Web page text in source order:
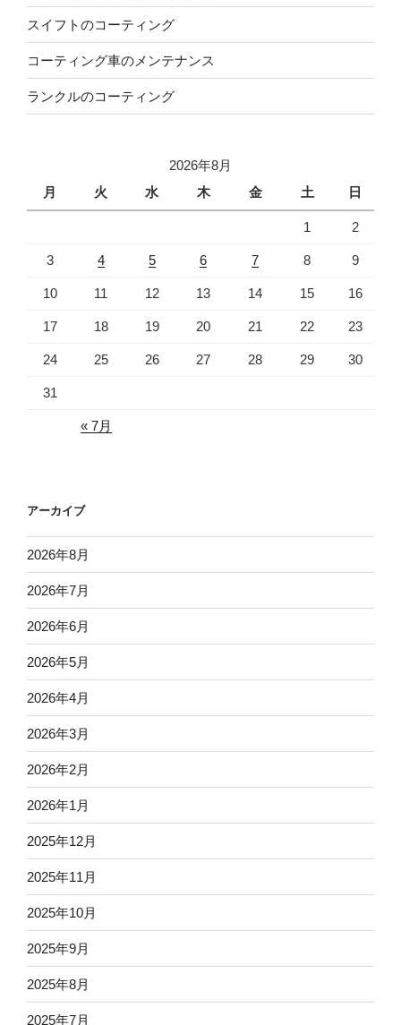
スイフトのコーティング
コーティング車のメンテナンス
ランクルのコーティング
2026年8月
月
火 水 木 金 土 日
1 2
3 4 5 6 7 8 9
10 11 12 13 14 15 16
17 18 19 20 21 22 23
24 25 26 27 28 29 30
31
« 7月
アーカイブ
2026年8月
2026年7月
2026年6月
2026年5月
2026年4月
2026年3月
2026年2月
2026年1月
2025年12月
2025年11月
2025年10月
2025年9月
2025年8月
2025年7月